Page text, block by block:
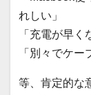
れしい」
「充電が早く
「別々でケー
等、肯定的な